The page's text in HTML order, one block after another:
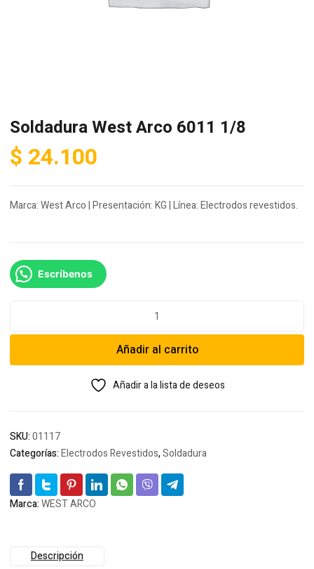
Soldadura West Arco 6011 1/8
$ 24.100
Marca: West Arco | Presentación: KG | Línea: Electrodos revestidos.
Escríbenos
Arco
1/8
Añadir al carrito
Añadir a la lista de deseos
SKU:01117
Categorías:Electrodos Revestidos,Soldadura
Marca:WEST ARCO
Descripción